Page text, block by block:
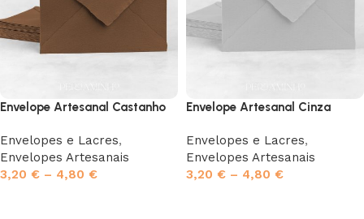
Envelope Artesanal Castanho
Envelopes e Lacres,
Envelopes Artesanais
3,20 € – 4,80 €
Envelope Artesanal Cinza
Envelopes e Lacres,
Envelopes Artesanais
3,20 € – 4,80 €